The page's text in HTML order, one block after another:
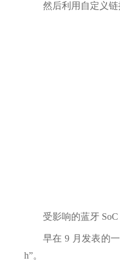
然后利用自定义
受影响的蓝牙
早在 9 月发表的
h”。